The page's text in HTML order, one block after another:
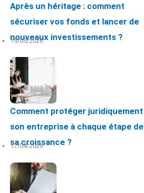
Après un héritage : comment
sécuriser vos fonds et lancer de
nouveaux investissements ?
15/05/2026
Comment protéger juridiquement
son entreprise à chaque étape de
sa croissance ?
17/04/2026